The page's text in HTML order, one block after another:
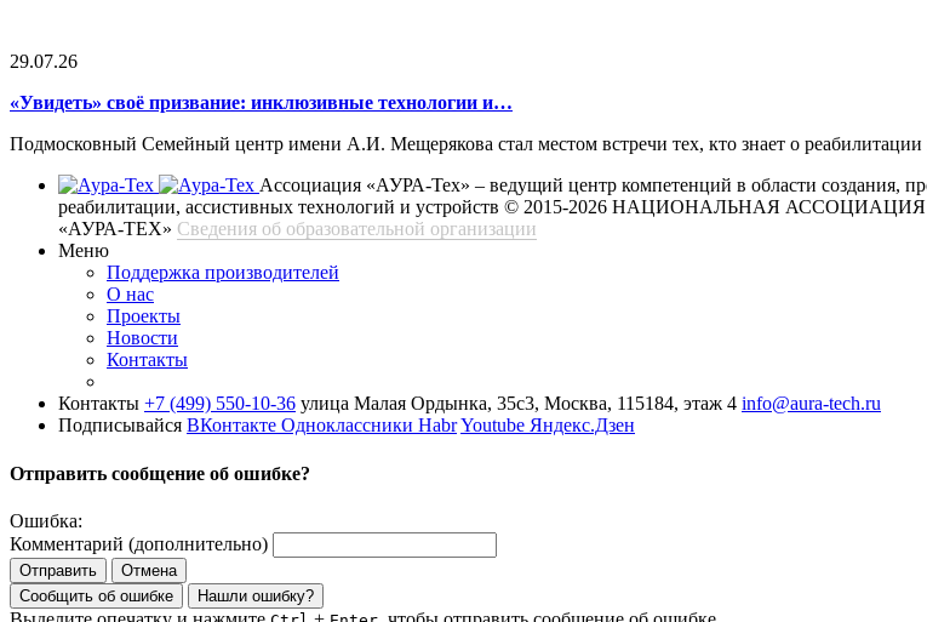
29.07.26
«Увидеть» своё призвание: инклюзивные технологии и…
Подмосковный Семейный центр имени А.И. Мещерякова стал местом встречи тех, кто знает о
Ассоциация «АУРА-Тех» – ведущий центр компетенций в области создания,
реабилитации, ассистивных технологий и устройств © 2015-2026 НАЦИОНАЛЬНАЯ
«АУРА-ТЕХ» Сведения об образовательной организации
Меню
Поддержка производителей
О нас
Проекты
Новости
Контакты
Контакты +7 (499) 550-10-36 улица Малая Ордынка, 35с3, Москва, 115184, этаж 4 info@aura-tech.ru
Подписывайся ВКонтакте Одноклассники HabrYoutube Яндекс.Дзен
Отправить сообщение об ошибке?
Ошибка:
Комментарий (дополнительно)
Отправить
Отмена
Сообщить об ошибке
Нашли ошибку?